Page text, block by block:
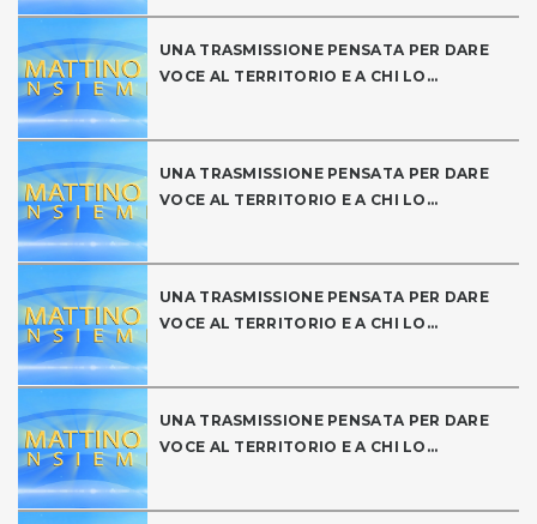
UNA TRASMISSIONE PENSATA PER DARE
VOCE AL TERRITORIO E A CHI LO...
UNA TRASMISSIONE PENSATA PER DARE
VOCE AL TERRITORIO E A CHI LO...
UNA TRASMISSIONE PENSATA PER DARE
VOCE AL TERRITORIO E A CHI LO...
UNA TRASMISSIONE PENSATA PER DARE
VOCE AL TERRITORIO E A CHI LO...